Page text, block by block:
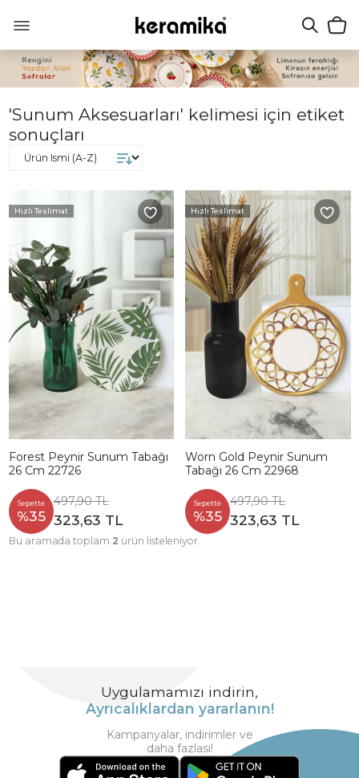
'Sunum Aksesuarları' kelimesi için etiket
sonuçları
Hızlı Teslimat
Forest Peynir Sunum Tabağı
26 Cm 22726
Sepette
%35
497,90 TL
323,63 TL
Hızlı Teslimat
Worn Gold Peynir Sunum
Tabağı 26 Cm 22968
Sepette
%35
497,90 TL
323,63 TL
Bu aramada toplam 2 ürün listeleniyor.
Uygulamamızı indirin,
Ayrıcalıklardan yararlanın!
Kampanyalar, indirimler ve
daha fazlası!